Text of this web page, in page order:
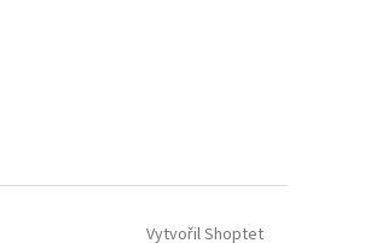
Vytvořil Shoptet